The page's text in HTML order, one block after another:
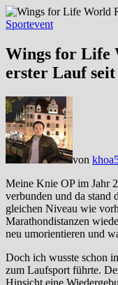
Sportevent
Wings for Life
erster Lauf seit
von khoa
Meine Knie OP im Jahr
verbunden und da stand
gleichen Niveau wie
Marathondistanzen
neu umorientieren und
Doch ich wusste schon
zum Laufsport führte.
Hinsicht eine